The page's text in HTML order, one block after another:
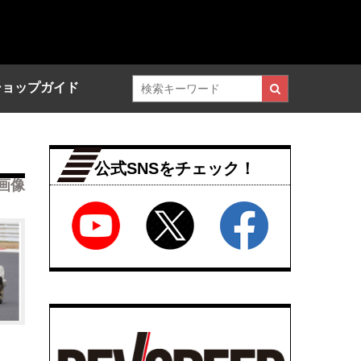
ップガイド
像
公式SNSをチェック！